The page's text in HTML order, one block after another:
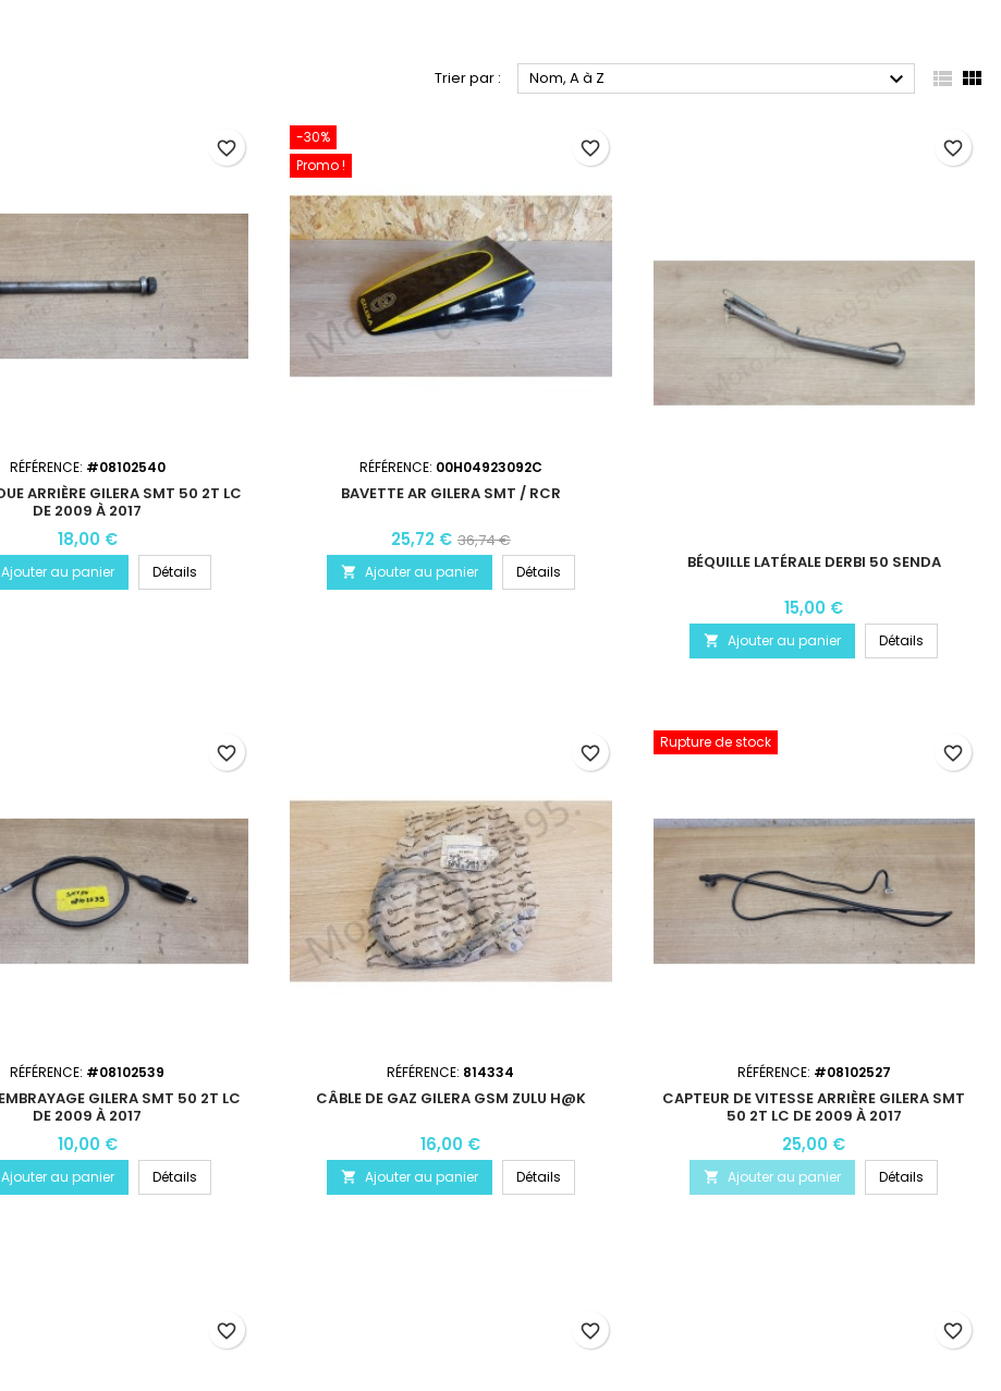
Trier par : Nom, A à Z   
RÉFÉRENCE: #08102540
ARRIÈRE GILERA SMT 50 2T LC
DE 2009 À 2017
18,00 €
Ajouter au panier Détails
favorite_border
-30%
Promo !
RÉFÉRENCE: 00H04923092C
BAVETTE AR GILERA SMT / RCR
25,72 € 36,74 €
 Ajouter au panier Détails
favorite_border
BÉQUILLE LATÉRALE DERBI 50 SENDA
15,00 €
 Ajouter au panier Détails
favorite_border
RÉFÉRENCE: #08102539
GILERA SMT 50 2T LC
DE 2009 À 2017
10,00 €
Ajouter au panier Détails
favorite_border
RÉFÉRENCE: 814334
CÂBLE DE GAZ GILERA GSM ZULU H@K
16,00 €
 Ajouter au panier Détails
favorite_border
Rupture de stock
RÉFÉRENCE: #08102527
CAPTEUR DE VITESSE ARRIÈRE GILERA SMT
50 2T LC DE 2009 À 2017
25,00 €
 Ajouter au panier Détails
favorite_border
favorite_border favorite_border favorite_border